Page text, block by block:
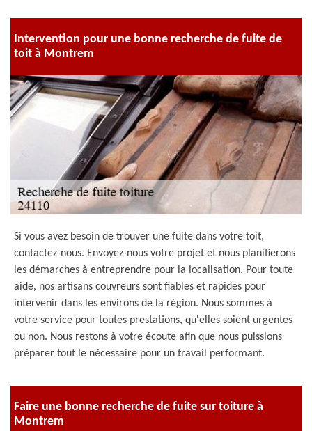
Intervention pour une bonne recherche de fuite de
toit à Montrem
Si vous avez besoin de trouver une fuite dans votre toit,
contactez-nous. Envoyez-nous votre projet et nous planifierons
les démarches à entreprendre pour la localisation. Pour toute
aide, nos artisans couvreurs sont fiables et rapides pour
intervenir dans les environs de la région. Nous sommes à
votre service pour toutes prestations, qu'elles soient urgentes
ou non. Nous restons à votre écoute afin que nous puissions
préparer tout le nécessaire pour un travail performant.
Faire une bonne recherche de fuite sur toiture à
Montrem